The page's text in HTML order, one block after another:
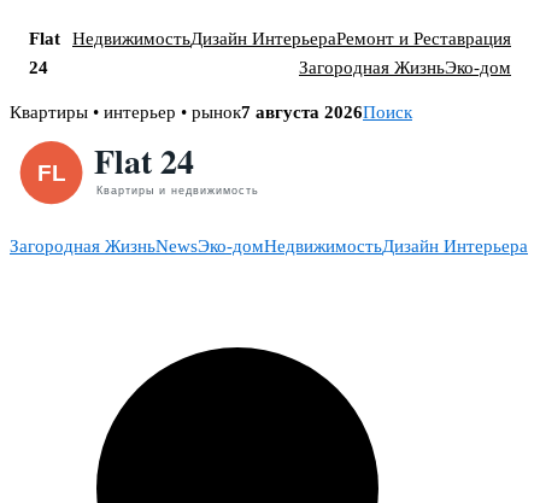
Flat
24
НедвижимостьДизайн ИнтерьераРемонт и Реставрация
Загородная ЖизньЭко-дом
Skip
content
Квартиры • интерьер • рынок7 августа 2026Поиск
Загородная ЖизньNewsЭко-домНедвижимостьДизайн Интерьера